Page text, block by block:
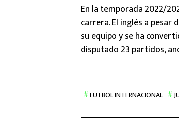
En la temporada 2022/
carrera. El inglés a
su equipo y se ha
disputado 23 partidos,
FUTBOL INTERNACIONAL